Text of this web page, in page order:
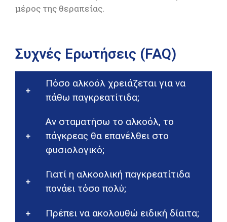
μέρος της θεραπείας.
Συχνές Ερωτήσεις (FAQ)
Πόσο αλκοόλ χρειάζεται για να
πάθω παγκρεατίτιδα;
Αν σταματήσω το αλκοόλ, το
πάγκρεας θα επανέλθει στο
φυσιολογικό;
Γιατί η αλκοολική παγκρεατίτιδα
πονάει τόσο πολύ;
Πρέπει να ακολουθώ ειδική δίαιτα;